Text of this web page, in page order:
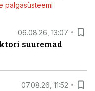
palgasüsteemi
06.08.26, 13:07
suuremad
07.08.26, 11:52